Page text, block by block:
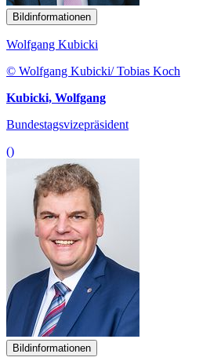
Bildinformationen
Wolfgang Kubicki
© Wolfgang Kubicki/ Tobias Koch
Kubicki, Wolfgang
Bundestagsvizepräsident
()
Bildinformationen